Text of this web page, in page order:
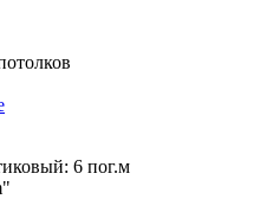
6 пог.м